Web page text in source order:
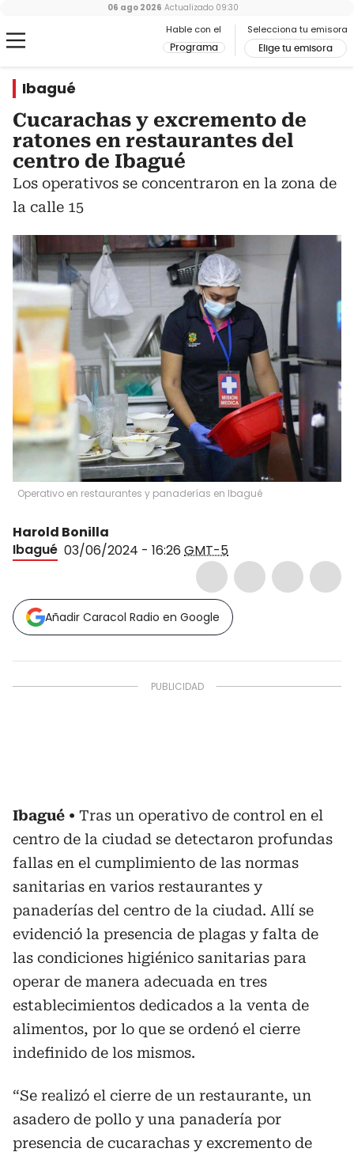
Hable con el
Programa
Selecciona tu emisora
Elige tu emisora
06 ago 2026 Actualizado 09:30
Ibagué
Cucarachas y excremento de
ratones en restaurantes del
centro de Ibagué
Los operativos se concentraron en la zona de
la calle 15
Operativo en restaurantes y panaderías en Ibagué
Harold Bonilla
Ibagué 03/06/2024 - 16:26 GMT-5
Añadir Caracol Radio en Google
Ibagué
Tras un operativo de control en el
centro de la ciudad se detectaron profundas
fallas en el cumplimiento de las normas
sanitarias en varios restaurantes y
panaderías del centro de la ciudad. Allí se
evidenció la presencia de plagas y falta de
las condiciones higiénico sanitarias para
operar de manera adecuada en tres
establecimientos dedicados a la venta de
alimentos, por lo que se ordenó el cierre
indefinido de los mismos.
“Se realizó el cierre de un restaurante, un
asadero de pollo y una panadería por
presencia de cucarachas y excremento de